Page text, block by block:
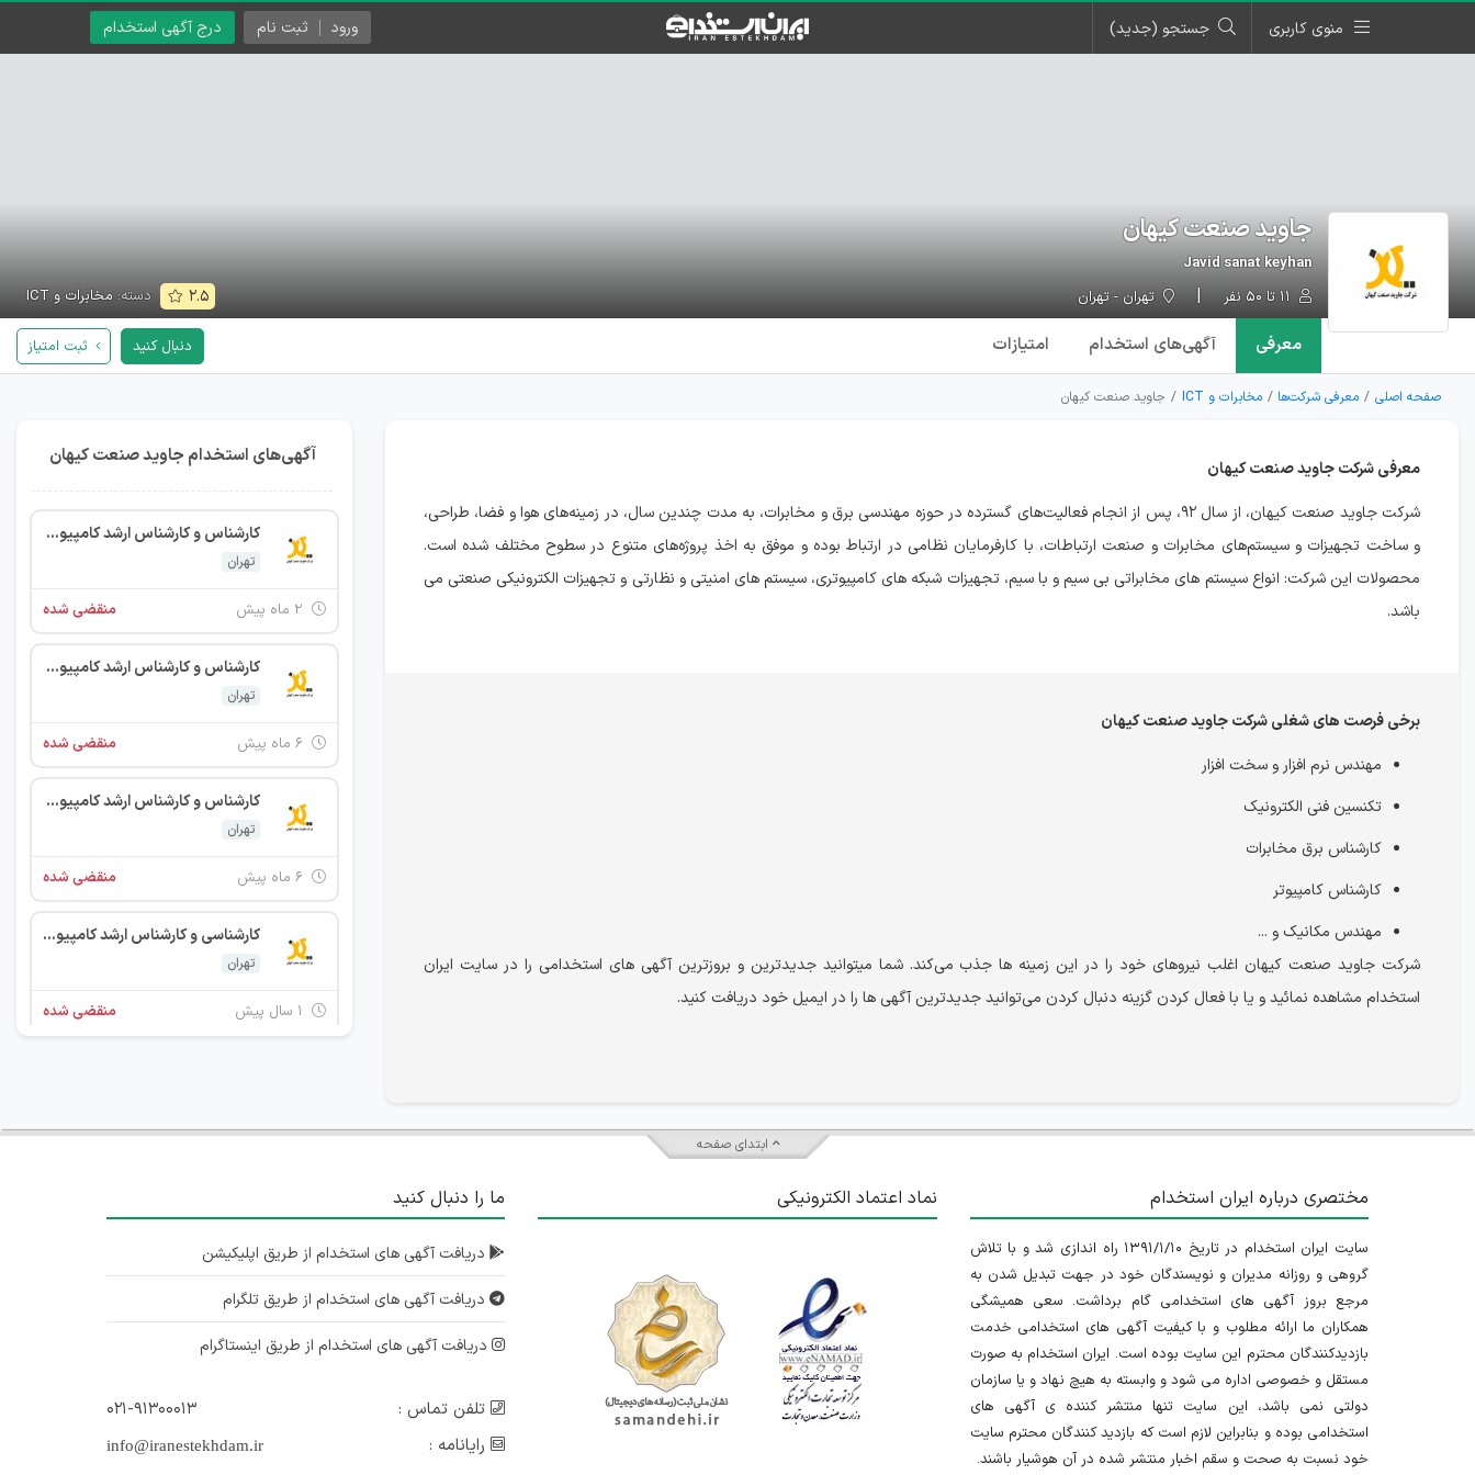
منوی کاربری جستجو (جدید) درج آگهی استخدام ورود ثبت نام
جاوید صنعت کیهان
Javid sanat keyhan
تهران - تهران ۲.۵ دسته: مخابرات و ICT
معرفی آگهی‌های استخدام امتیازات دنبال کنید ثبت امتیاز
صفحه اصلی معرفی شرکت‌ها مخابرات و ICT جاوید صنعت کیهان
معرفی شرکت جاوید صنعت کیهان
شرکت جاوید صنعت کیهان، از سال ۹۲، پس از انجام فعالیت‌های گسترده در حوزه مهندسی برق و مخابرات، به مدت چندین سال، در زمینه‌های هوا و فضا، طراحی،
و ساخت تجهیزات و سیستم‌های مخابرات و صنعت ارتباطات، با کارفرمایان نظامی در ارتباط بوده و موفق به اخذ پروژه‌های متنوع در سطوح مختلف شده است.
محصولات این شرکت: انواع سیستم های مخابراتی بی سیم و با سیم، تجهیزات شبکه های کامپیوتری، سیستم های امنیتی و نظارتی و تجهیزات الکترونیکی صنعتی می
باشد.
برخی فرصت های شغلی شرکت جاوید صنعت کیهان
مهندس نرم افزار و سخت افزار
تکنسین فنی الکترونیک
کارشناس برق مخابرات
کارشناس کامپیوتر
مهندس مکانیک و ...
شرکت جاوید صنعت کیهان اغلب نیروهای خود را در این زمینه ها جذب می‌کند. شما می‎توانید جدیدترین و بروزترین آگهی های استخدامی را در سایت ایران
استخدام مشاهده نمائید و یا با فعال کردن گزینه دنبال کردن می‌توانید جدیدترین آگهی ها را در ایمیل خود دریافت کنید.
آگهی‌های استخدام جاوید صنعت کیهان
کارشناس و کارشناس ارشد کامپیوتر نرم افزار
تهران
منقضی شده
کارشناس و کارشناس ارشد کامپیوتر نرم افزار
تهران
منقضی شده
کارشناس و کارشناس ارشد کامپیوتر نرم افزار
تهران
منقضی شده
کارشناسی و کارشناس ارشد کامپیوتر نرم افزار
تهران
منقضی شده
۱ سال پیش منقضی شده
منقضی شده
ابتدای صفحه
مختصری درباره ایران استخدام
سایت ایران استخدام در تاریخ ۱۳۹۱/۱/۱۰ راه اندازی شد و با تلاش
گروهی و روزانه مدیران و نویسندگان خود در جهت تبدیل شدن به
مرجع بروز آگهی های استخدامی گام برداشت. سعی همیشگی
همکاران ما ارائه مطلوب و با کیفیت آگهی های استخدامی خدمت
بازدیدکنندگان محترم این سایت بوده است. ایران استخدام به صورت
مستقل و خصوصی اداره می شود و وابسته به هیچ نهاد و یا سازمان
دولتی نمی باشد، این سایت تنها منتشر کننده ی آگهی های
استخدامی بوده و بنابراین لازم است که بازدید کنندگان محترم سایت
خود نسبت به صحت و سقم اخبار منتشر شده در آن هوشیار باشند.
نماد اعتماد الکترونیکی ما را دنبال کنید
دریافت آگهی های استخدام از طریق اپلیکیشن
دریافت آگهی های استخدام از طریق تلگرام
دریافت آگهی های استخدام از طریق اینستاگرام
تلفن تماس :
۰۲۱-۹۱۳۰۰۰۱۳
رایانامه :
info@iranestekhdam.ir